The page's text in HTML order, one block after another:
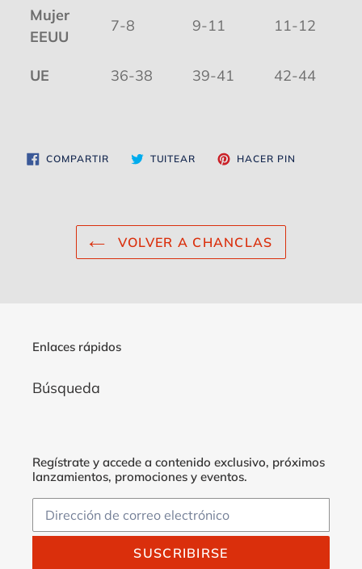
Mujer
EEUU
7-8 9-11 11-12
UE 36-38 39-41 42-44
COMPARTIRCOMPARTIR
EN
TUITEAR TUITEARHACER PIN
VOLVER A CHANCLAS
Enlaces rápidos
Búsqueda
Regístrate y accede a contenido exclusivo, próximos
lanzamientos, promociones y eventos.
SUSCRIBIRSE